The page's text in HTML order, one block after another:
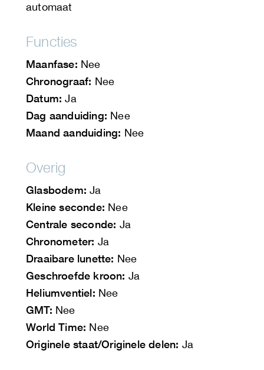
automaat
Functies
Maanfase: Nee
Chronograaf: Nee
Datum: Ja
Dag aanduiding: Nee
Maand aanduiding: Nee
Overig
Glasbodem: Ja
Kleine seconde: Nee
Centrale seconde: Ja
Chronometer: Ja
Draaibare lunette: Nee
Geschroefde kroon: Ja
Heliumventiel: Nee
GMT: Nee
World Time: Nee
Originele staat/Originele delen: Ja